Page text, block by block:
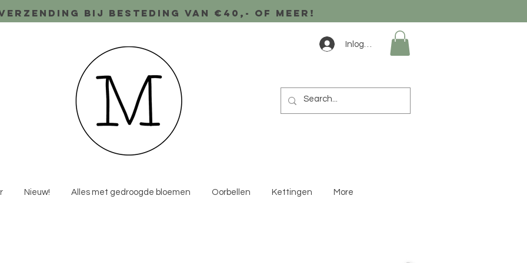
bij besteding van €40,- of meer!
Inloggen
Nieuw! Alles met gedroogde bloemen Oorbellen Kettingen More